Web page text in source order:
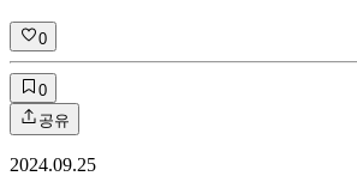
0
0
공유
2024.09.25